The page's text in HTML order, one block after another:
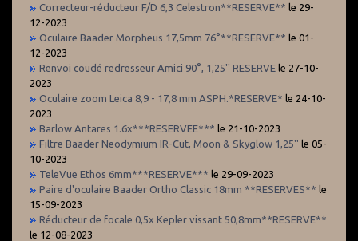
Correcteur-réducteur F/D 6,3 Celestron**RESERVE** le 29-
12-2023
Oculaire Baader Morpheus 17,5mm 76°**RESERVE** le 01-
12-2023
Renvoi coudé redresseur Amici 90°, 1,25'' RESERVE le 27-10-
2023
Oculaire zoom Leica 8,9 - 17,8 mm ASPH.*RESERVE* le 24-10-
2023
Barlow Antares 1.6x***RESERVEE*** le 21-10-2023
Filtre Baader Neodymium IR-Cut, Moon & Skyglow 1,25'' le 05-
10-2023
TeleVue Ethos 6mm***RESERVE*** le 29-09-2023
Paire d'oculaire Baader Ortho Classic 18mm **RESERVES** le
15-09-2023
Réducteur de focale 0,5x Kepler vissant 50,8mm**RESERVE**
le 12-08-2023